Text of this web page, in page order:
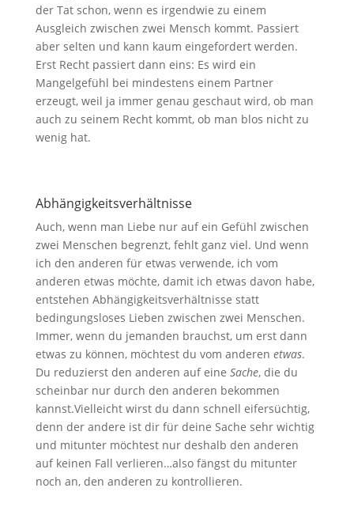
der Tat schon, wenn es irgendwie zu einem
Ausgleich zwischen zwei Mensch kommt. Passiert
aber selten und kann kaum eingefordert werden.
Erst Recht passiert dann eins: Es wird ein
Mangelgefühl bei mindestens einem Partner
erzeugt, weil ja immer genau geschaut wird, ob man
auch zu seinem Recht kommt, ob man blos nicht zu
wenig hat.
Abhängigkeitsverhältnisse
Auch, wenn man Liebe nur auf ein Gefühl zwischen
zwei Menschen begrenzt, fehlt ganz viel. Und wenn
ich den anderen für etwas verwende, ich vom
anderen etwas möchte, damit ich etwas davon habe,
entstehen Abhängigkeitsverhältnisse statt
bedingungsloses Lieben zwischen zwei Menschen.
Immer, wenn du jemanden brauchst, um erst dann
etwas zu können, möchtest du vom anderen etwas.
Du reduzierst den anderen auf eine Sache, die du
scheinbar nur durch den anderen bekommen
kannst.Vielleicht wirst du dann schnell eifersüchtig,
denn der andere ist dir für deine Sache sehr wichtig
und mitunter möchtest nur deshalb den anderen
auf keinen Fall verlieren…also fängst du mitunter
noch an, den anderen zu kontrollieren.